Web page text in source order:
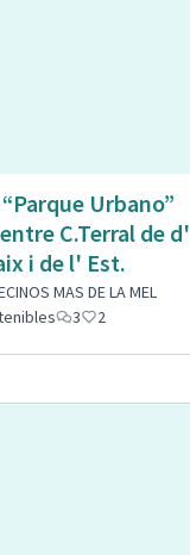
Urbano”
C.Terral de d'
i de l' Est.
MAS DE LA MEL
3 2